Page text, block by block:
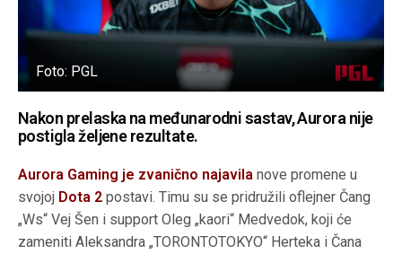
Foto: PGL
Nakon prelaska na međunarodni sastav, Aurora nije
postigla željene rezultate.
Aurora Gaming je zvanično najavila nove promene u
svojoj Dota 2 postavi. Timu su se pridružili oflejner Čang
„Ws“ Vej Šen i support Oleg „kaori“ Medvedok, koji će
zameniti Aleksandra „TORONTOTOKYO“ Herteka i Čana